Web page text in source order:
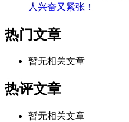
人兴奋又紧张！
热门文章
暂无相关文章
热评文章
暂无相关文章